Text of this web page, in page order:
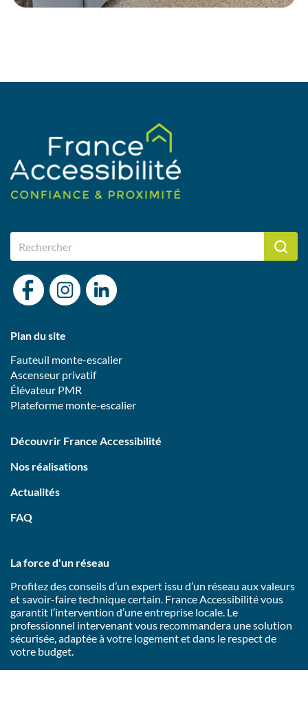
Plan du site
Fauteuil monte-escalier
Ascenseur privatif
Élévateur PMR
Plateforme monte-escalier
Découvrir France Accessibilité
Nos réalisations
Actualités
FAQ
La force d'un réseau
Profitez des conseils d’un expert issu d’un réseau aux valeurs
et savoir-faire technique certain. France Accessibilité vous
garantit l’intervention d’une entreprise locale. Le
professionnel intervenant vous recommandera une solution
sécurisée, adaptée à votre logement et dans le respect de
votre budget.